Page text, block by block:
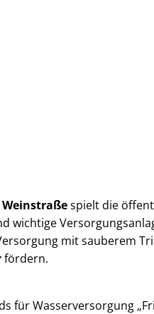
spielt die
wichtige
mit sauberem
fördern.
für Wasserversorgung